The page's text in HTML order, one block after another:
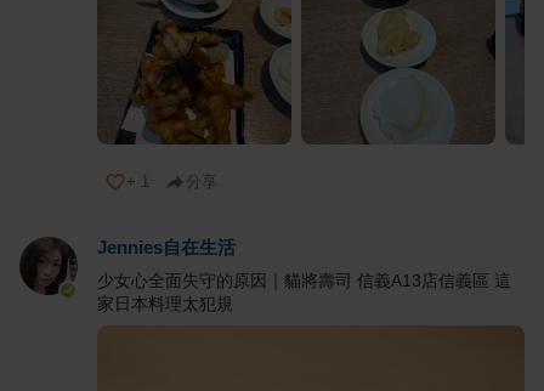
+ 1 分享
Jennies自在生活
少女心全面失守的原因｜貓將壽司 信義A13店信義區 這
家日本料理太犯規